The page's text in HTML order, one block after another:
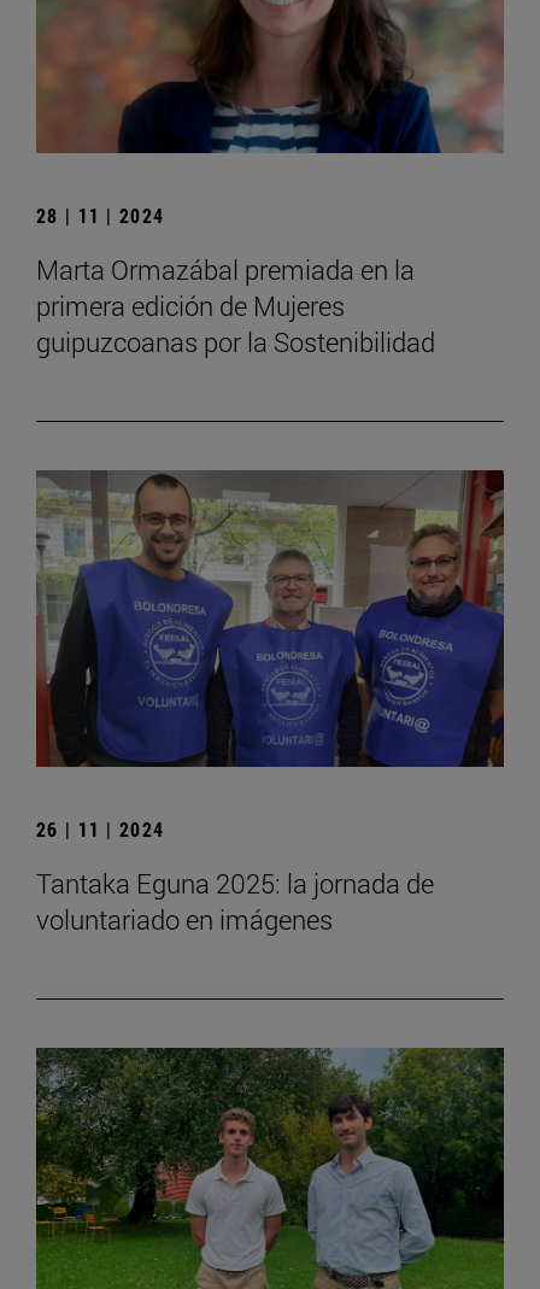
28 | 11 | 2024
Marta Ormazábal premiada en la
primera edición de Mujeres
guipuzcoanas por la Sostenibilidad
26 | 11 | 2024
Tantaka Eguna 2025: la jornada de
voluntariado en imágenes